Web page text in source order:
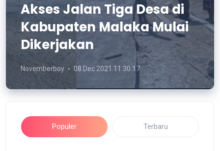
Akses Jalan Tiga Desa di
Kabupaten Malaka Mulai
Dikerjakan
Novemberboy 08 Dec 2021 11:30:17
Populer Terbaru